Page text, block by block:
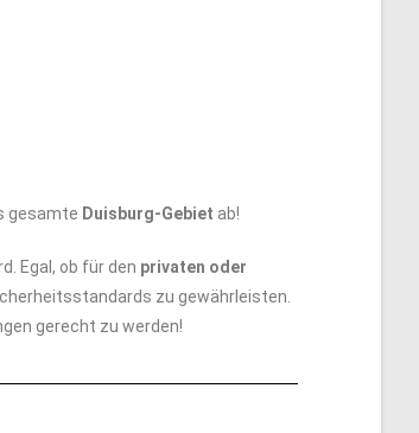
gesamte Duisburg-Gebiet ab!
Egal, ob für den privaten oder
zu gewährleisten.
gerecht zu werden!